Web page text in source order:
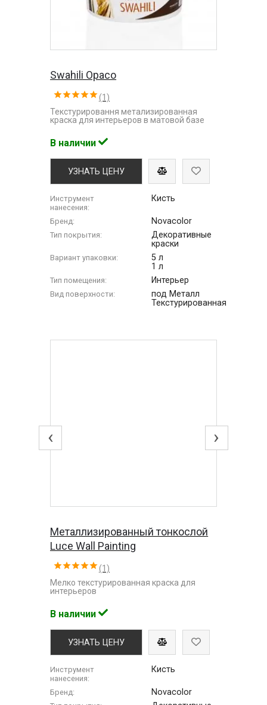
Swahili Opaco
(1)
Текстурировання метализированная
краска для интерьеров в матовой базе
В наличии
УЗНАТЬ ЦЕНУ
Инструмент
нанесения:
Кисть
Бренд: Novacolor
Тип покрытия:
Декоративные
краски
Вариант упаковки:
5 л
1 л
Тип помещения: Интерьер
Вид поверхности:
под Металл
Текстурированная
‹ ›
Металлизированный тонкослой
Luce Wall Painting
(1)
Мелко текстурированная краска для
интерьеров
В наличии
УЗНАТЬ ЦЕНУ
Инструмент
нанесения:
Кисть
Бренд: Novacolor